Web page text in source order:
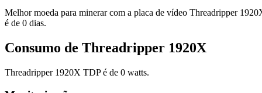
Melhor moeda para minerar com a placa de vídeo Threadripper
é de 0 dias.
Consumo de Threadripper 1920X
Threadripper 1920X TDP é de 0 watts.